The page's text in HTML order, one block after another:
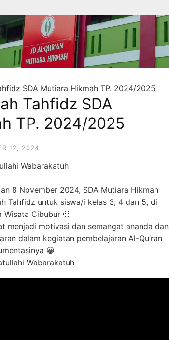
SDA Mutiara Hikmah TP. 2024/2025
Tahfidz SDA
TP. 2024/2025
12, 2024
Wabarakatuh
8 November 2024, SDA Mutiara Hikmah
Tahfidz untuk siswa/i kelas 3, 4 dan 5, di
Wisata Cibubur 🙂
menjadi motivasi dan semangat ananda dan
dalam kegiatan pembelajaran Al-Qu’ran
😀
Wabarakatuh